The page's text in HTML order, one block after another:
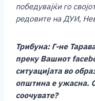
победувајќи го
редовите на ДУИ,
Трибуна: Г-не
преку Вашиот
ситуацијата во
општина е ужасна.
соочувате?